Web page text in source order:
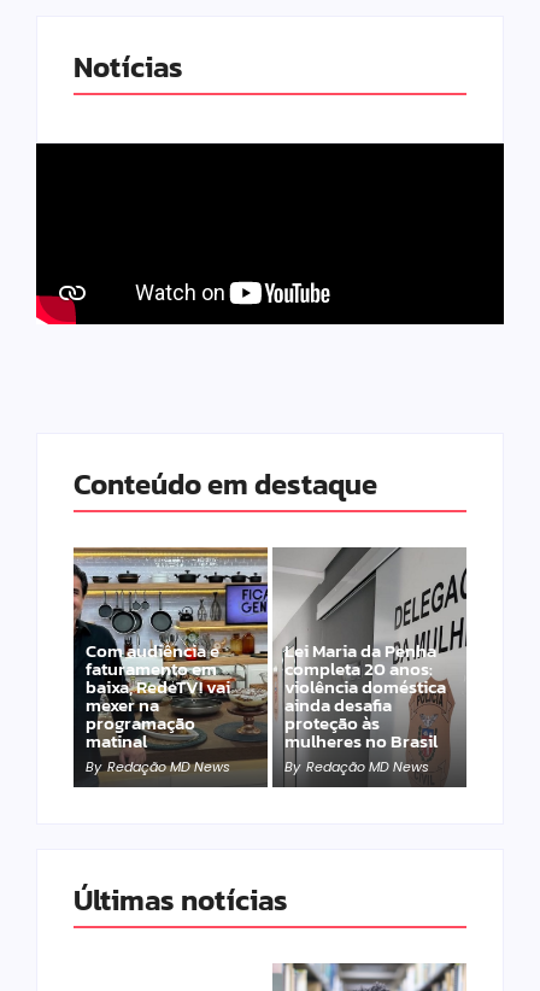
Notícias
Conteúdo em destaque
Com audiência e
faturamento em
baixa, RedeTV! vai
mexer na
programação
matinal
By Redação MD News
Lei Maria da Penha
completa 20 anos:
violência doméstica
ainda desafia
proteção às
mulheres no Brasil
By Redação MD News
Últimas notícias